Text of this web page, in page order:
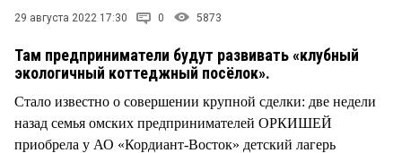
29 августа 2022 17:30 0 5873
Там предприниматели будут развивать «клубный
экологичный коттеджный посёлок».
Стало известно о совершении крупной сделки: две недели
назад семья омских предпринимателей ОРКИШЕЙ
приобрела у АО «Кордиант-Восток» детский лагерь